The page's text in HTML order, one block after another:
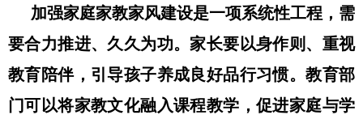
加强家庭家教家风建设是一项系统性工程，需
要合力推进、久久为功。家长要以身作则、重视
教育陪伴，引导孩子养成良好品行习惯。教育部
门可以将家教文化融入课程教学，促进家庭与学